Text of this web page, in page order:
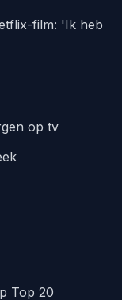
film: 'Ik heb
op tv
Top 20